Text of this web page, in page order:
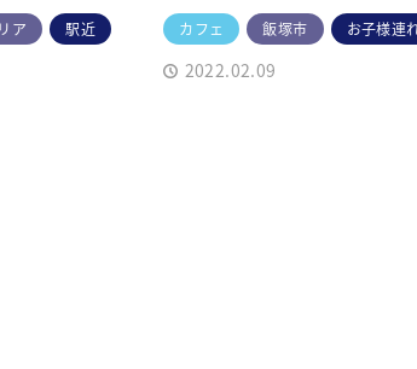
ア 駅近 カフェ 飯塚市 お子様連
2022.02.09